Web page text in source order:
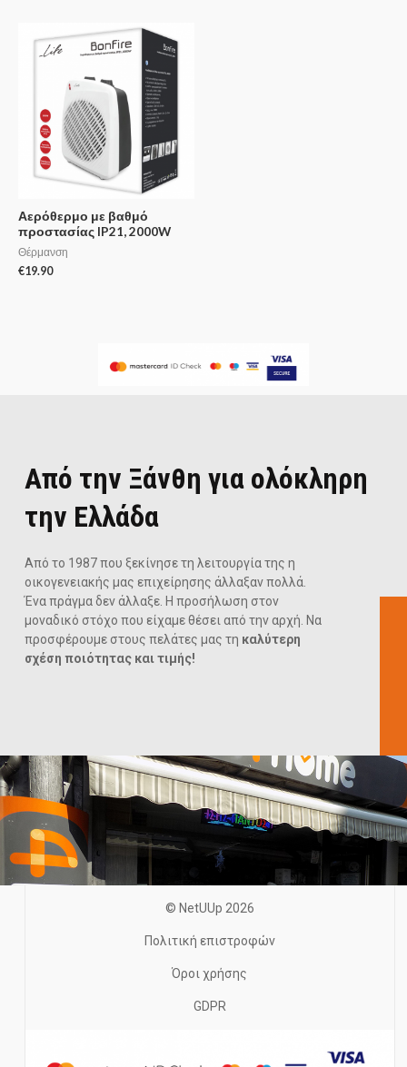
Αερόθερμο με βαθμό
προστασίας IP21, 2000W
Θέρμανση
€19.90
Από την Ξάνθη για ολόκληρη
την Ελλάδα
Από το 1987 που ξεκίνησε τη λειτουργία της η
οικογενειακής μας επιχείρησης άλλαξαν πολλά.
Ένα πράγμα δεν άλλαξε. Η προσήλωση στον
μοναδικό στόχο που είχαμε θέσει από την αρχή. Να
προσφέρουμε στους πελάτες μας τη καλύτερη
σχέση ποιότητας και τιμής!
© NetUUp 2026
Πολιτική επιστροφών
Όροι χρήσης
GDPR